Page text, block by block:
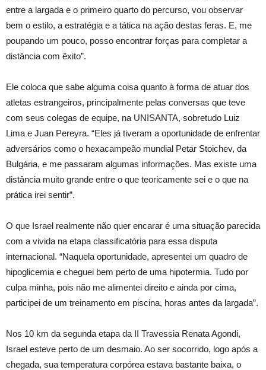
entre a largada e o primeiro quarto do percurso, vou observar
bem o estilo, a estratégia e a tática na ação destas feras. E, me
poupando um pouco, posso encontrar forças para completar a
distância com êxito”.
Ele coloca que sabe alguma coisa quanto à forma de atuar dos
atletas estrangeiros, principalmente pelas conversas que teve
com seus colegas de equipe, na UNISANTA, sobretudo Luiz
Lima e Juan Pereyra. “Eles já tiveram a oportunidade de enfrentar
adversários como o hexacampeão mundial Petar Stoichev, da
Bulgária, e me passaram algumas informações. Mas existe uma
distância muito grande entre o que teoricamente sei e o que na
prática irei sentir”.
O que Israel realmente não quer encarar é uma situação parecida
com a vivida na etapa classificatória para essa disputa
internacional. “Naquela oportunidade, apresentei um quadro de
hipoglicemia e cheguei bem perto de uma hipotermia. Tudo por
culpa minha, pois não me alimentei direito e ainda por cima,
participei de um treinamento em piscina, horas antes da largada”.
Nos 10 km da segunda etapa da II Travessia Renata Agondi,
Israel esteve perto de um desmaio. Ao ser socorrido, logo após a
chegada, sua temperatura corpórea estava bastante baixa, o